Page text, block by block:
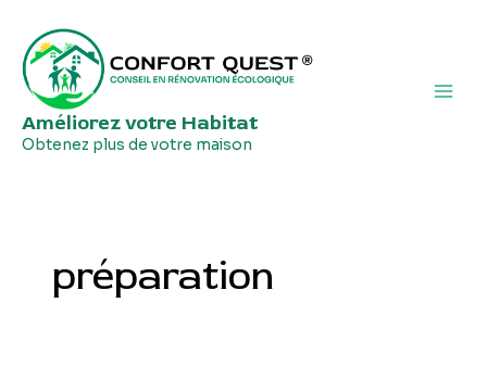
contenu
Améliorez votre Habitat
Obtenez plus de votre maison
préparation